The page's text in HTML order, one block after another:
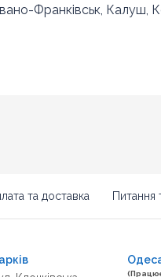
Франківськ, Калуш,
та доставка Питання